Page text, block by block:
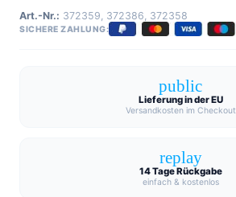
Art.-Nr.: 372359, 372386, 372358
SICHERE ZAHLUNG:
public
Lieferung in der EU
Versandkosten im Checkout
replay
14 Tage Rückgabe
einfach & kostenlos